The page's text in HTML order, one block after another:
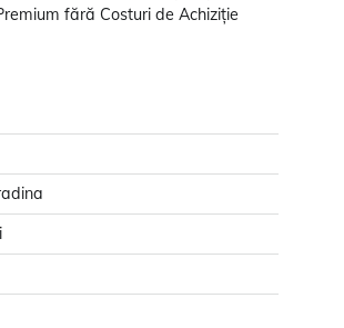
fără Costuri de Achiziție